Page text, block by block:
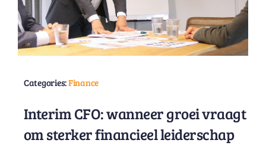
Categories:Finance
Interim CFO: wanneer groei vraagt
om sterker financieel leiderschap